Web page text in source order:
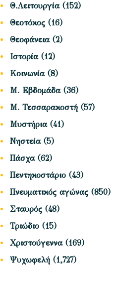
Θ.Λειτουργία(152)
Θεοτόκος (16)
Θεοφάνεια(2)
Ιστορία(12)
Κοινωνία(8)
Μ. Εβδομάδα(36)
Μ. Τεσσαρακοστή (57)
Μυστήρια(41)
Νηστεία(5)
Πάσχα(62)
Πεντηκοστάριο (43)
Πνευματικός αγώνας (850)
Σταυρός (48)
Τριώδιο (15)
Χριστούγεννα(169)
Ψυχωφελή (1,727)